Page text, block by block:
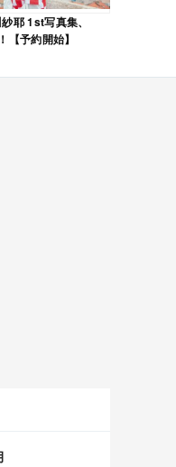
耶 1st写真集、
【予約開始】